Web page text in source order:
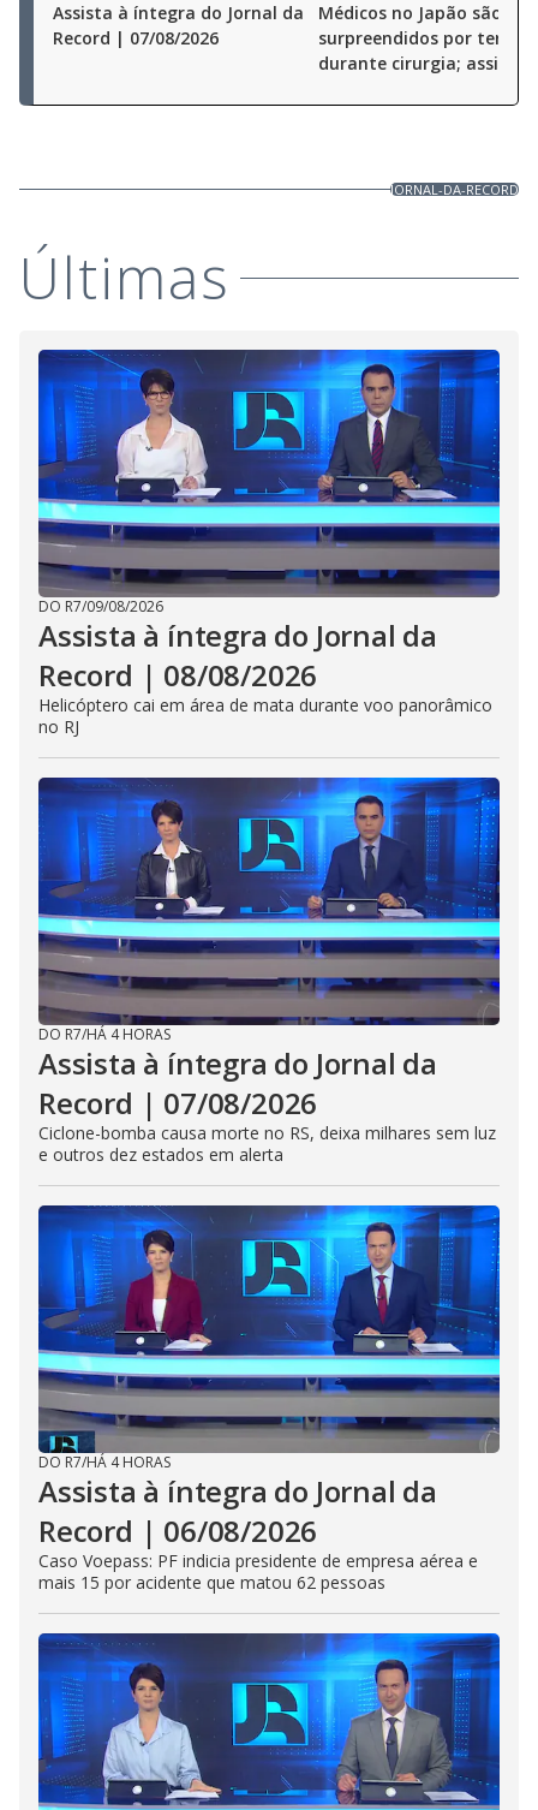
Assista à íntegra do Jornal da
Record | 07/08/2026
Médicos no Japão são
surpreendidos por
durante cirurgia; assista
JORNAL-DA-RECORD
Últimas
DO R7/09/08/2026
Assista à íntegra do Jornal da
Record | 08/08/2026
Helicóptero cai em área de mata durante voo panorâmico
no RJ
DO R7/HÁ 4 HORAS
Assista à íntegra do Jornal da
Record | 07/08/2026
Ciclone-bomba causa morte no RS, deixa milhares sem luz
e outros dez estados em alerta
DO R7/HÁ 4 HORAS
Assista à íntegra do Jornal da
Record | 06/08/2026
Caso Voepass: PF indicia presidente de empresa aérea e
mais 15 por acidente que matou 62 pessoas